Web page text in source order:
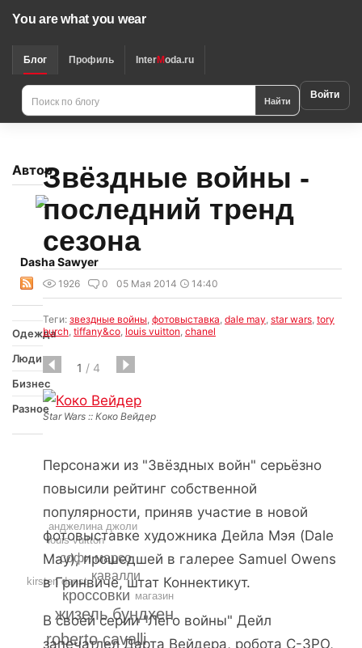
You are what you wear
Блог Профиль InterModa.ru
Найти Войти
Автор
Dasha Sawyer
Одежда
Люди
Бизнес
Разное
roberto cavalli
жизель бундхен
кроссовки
кавалли
софи марсо
louis vuitton
анджелина джоли
магазин
kirsten danst
Звёздные войны -
последний тренд
сезона
1926 0 05 Мая 2014 14:40
Теги: звездные войны, фотовыставка, dale may, star wars, tory
burch, tiffany&co, louis vuitton, chanel
1 / 4
Star Wars :: Коко Вейдер
Персонажи из "Звёздных войн" серьёзно
повысили рейтинг собственной
популярности, приняв участие в новой
фотовыставке художника Дейла Мэя (Dale
May), прошедшей в галерее Samuel Owens
в Гринвиче, штат Коннектикут.
В своей серии "Лего войны" Дейл
запечатлел Дарта Вейдера, робота C-3PO,